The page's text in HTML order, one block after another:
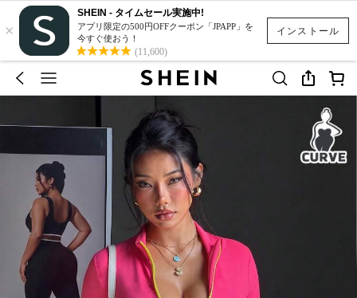
インストール
×
SHEIN - タイムセール実施中!
アプリ限定の500円OFFクーポン「JPAPP」を
今すぐ使おう！
(11,600)